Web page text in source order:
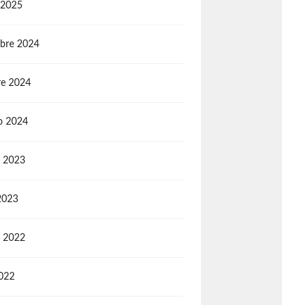
2024
2024
2024
2023
2022